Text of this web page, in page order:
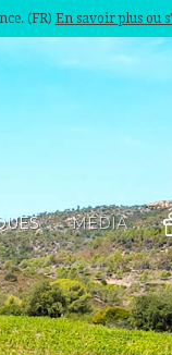
(FR) En savoir plus ou
MÉDIA